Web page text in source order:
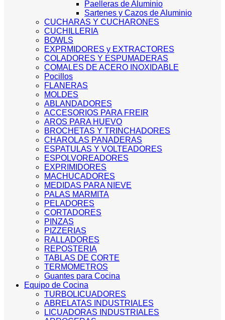
Paelleras de Aluminio
Sartenes y Cazos de Aluminio
CUCHARAS Y CUCHARONES
CUCHILLERIA
BOWLS
EXPRMIDORES y EXTRACTORES
COLADORES Y ESPUMADERAS
COMALES DE ACERO INOXIDABLE
Pocillos
FLANERAS
MOLDES
ABLANDADORES
ACCESORIOS PARA FREIR
AROS PARA HUEVO
BROCHETAS Y TRINCHADORES
CHAROLAS PANADERAS
ESPATULAS Y VOLTEADORES
ESPOLVOREADORES
EXPRIMIDORES
MACHUCADORES
MEDIDAS PARA NIEVE
PALAS MARMITA
PELADORES
CORTADORES
PINZAS
PIZZERIAS
RALLADORES
REPOSTERIA
TABLAS DE CORTE
TERMOMETROS
Guantes para Cocina
Equipo de Cocina
TURBOLICUADORES
ABRELATAS INDUSTRIALES
LICUADORAS INDUSTRIALES